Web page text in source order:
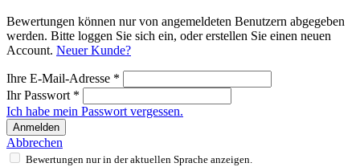
Bewertungen können nur von angemeldeten Benutzern abgegeben
werden. Bitte loggen Sie sich ein, oder erstellen Sie einen neuen
Account. Neuer Kunde?
Ihre E-Mail-Adresse *
Ihr Passwort *
Ich habe mein Passwort vergessen.
Anmelden
Abbrechen
Bewertungen nur in der aktuellen Sprache anzeigen.